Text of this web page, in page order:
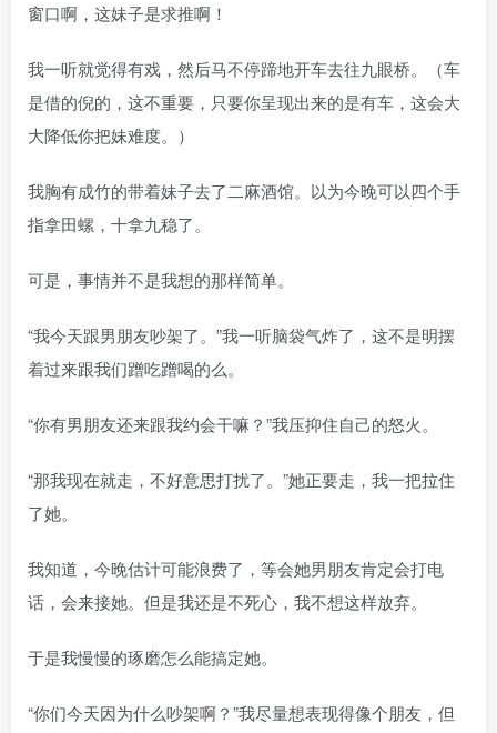
窗口啊，这妹子是求推啊！
我一听就觉得有戏，然后马不停蹄地开车去往九眼桥。（车
是借的倪的，这不重要，只要你呈现出来的是有车，这会大
大降低你把妹难度。）
我胸有成竹的带着妹子去了二麻酒馆。以为今晚可以四个手
指拿田螺，十拿九稳了。
可是，事情并不是我想的那样简单。
“我今天跟男朋友吵架了。”我一听脑袋气炸了，这不是明摆
着过来跟我们蹭吃蹭喝的么。
“你有男朋友还来跟我约会干嘛？”我压抑住自己的怒火。
“那我现在就走，不好意思打扰了。”她正要走，我一把拉住
了她。
我知道，今晚估计可能浪费了，等会她男朋友肯定会打电
话，会来接她。但是我还是不死心，我不想这样放弃。
于是我慢慢的琢磨怎么能搞定她。
“你们今天因为什么吵架啊？”我尽量想表现得像个朋友，但